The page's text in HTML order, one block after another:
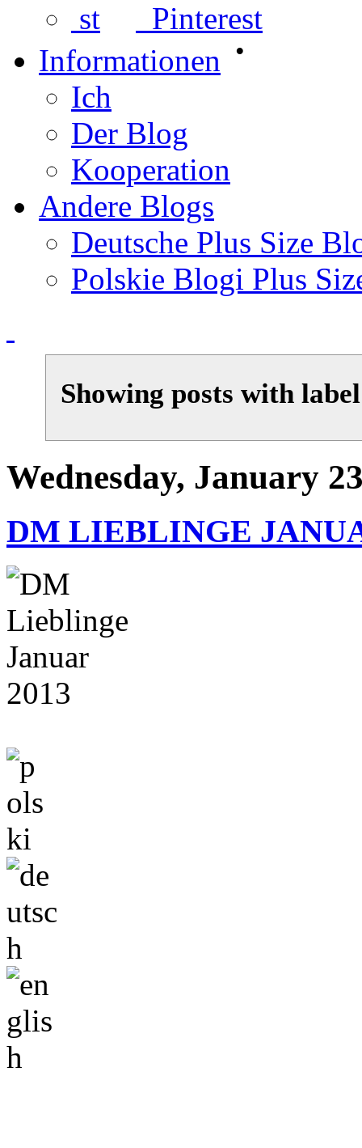
Pinterest
Informationen •
Ich
Der Blog
Kooperation
Andere Blogs
Deutsche Plus Size
Polskie Blogi Plus
Showing posts with
Wednesday, January
DM LIEBLINGE